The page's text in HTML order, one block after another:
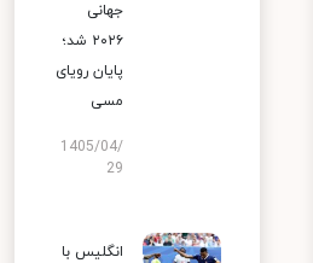
جهانی
۲۰۲۶ شد؛
پایان رویای
مسی
1405/04/
29
انگلیس با